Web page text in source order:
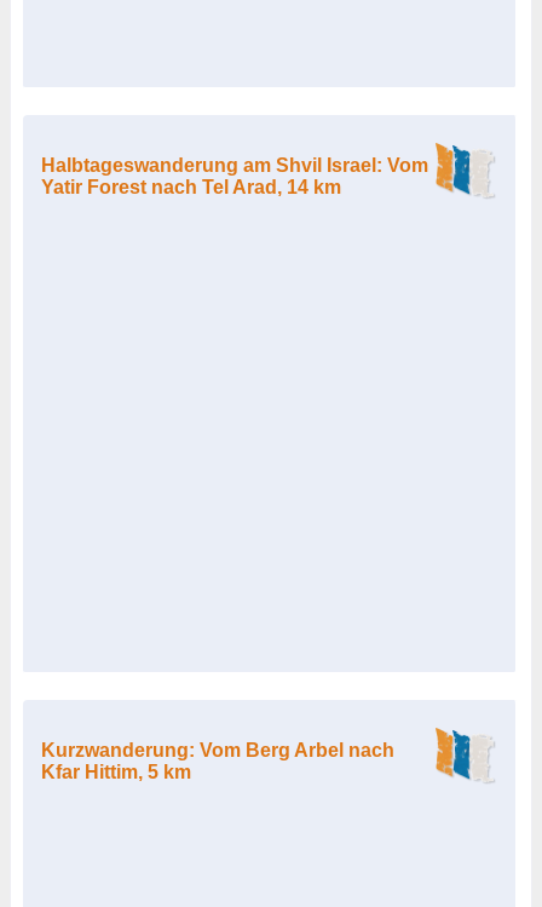
Halbtageswanderung am Shvil Israel: Vom
Yatir Forest nach Tel Arad, 14 km
Kurzwanderung: Vom Berg Arbel nach
Kfar Hittim, 5 km